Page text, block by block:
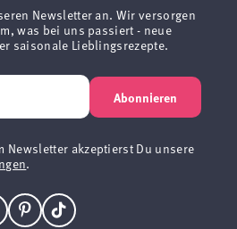
Newsletter an. Wir versorgen
was bei uns passiert - neue
saisonale Lieblingsrezepte.
Abonnieren
Newsletter akzeptierst Du unsere
.